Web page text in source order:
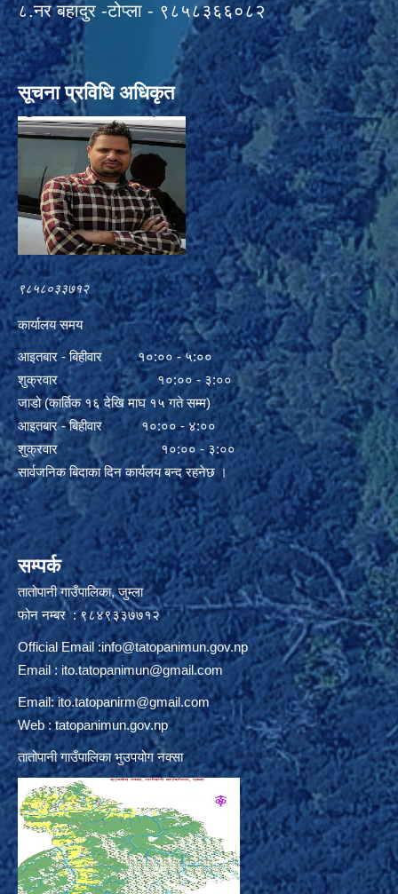
८.नर बहादुर -टोप्ला - ९८५८३६६०८२
सूचना प्रविधि अधिकृत
९८५८०३३७१२
कार्यालय समय
आइतबार - बिहीवार १०:०० - ५:००
शुक्रवार १०:०० - ३:००
जाडो (कार्तिक १६ देखि माघ १५ गते सम्म)
आइतबार - बिहीवार १०:०० - ४:००
शुक्रवार १०:०० - ३:००
सार्वजनिक बिदाका दिन कार्यलय बन्द रहनेछ ।
सम्पर्क
तातोपानी गाउँपालिका, जुम्ला
फोन नम्बर : ९८४९३३७७१२
Official Email :info@tatopanimun.gov.np
Email :ito.tatopanimun@gmail.com
Email:ito.tatopanirm@gmail.com
Web : tatopanimun.gov.np
तातोपानी गाउँपालिका भुउपयोग नक्सा